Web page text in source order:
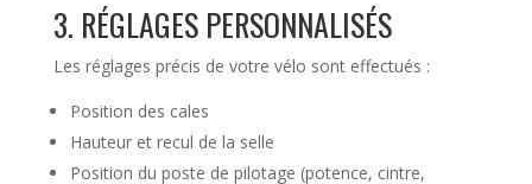
3. RÉGLAGES PERSONNALISÉS
Les réglages précis de votre vélo sont effectués :
Position des cales
Hauteur et recul de la selle
Position du poste de pilotage (potence, cintre,